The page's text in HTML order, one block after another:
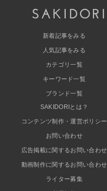
新着記事をみる
人気記事をみる
カテゴリ一覧
キーワード一覧
ブランド一覧
SAKIDORIとは？
コンテンツ制作・運営ポリシー
お問い合わせ
広告掲載に関するお問い合わせ
動画制作に関するお問い合わせ
ライター募集